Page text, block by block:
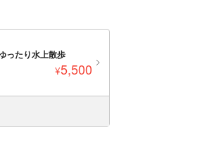
ったり水上散歩
¥5,500